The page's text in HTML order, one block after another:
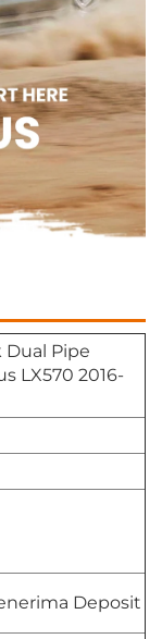
Dual Pipe
LX570 2016-
Deposit